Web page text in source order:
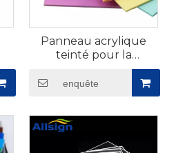
Panneau acrylique
teinté pour la
enquête